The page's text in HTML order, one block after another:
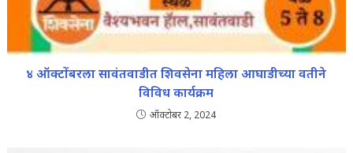
४ ऑक्टोंबरला सावंतवाडीत शिवसेना महिला आघाडीच्या वतीने
विविध कार्यक्रम
ऑक्टोबर 2, 2024